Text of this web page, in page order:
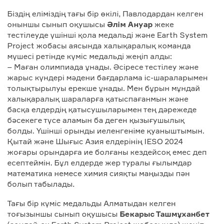
Біздің еліміздің тағы бір өкілі, Павлодардан келген
оныншы сынып оқушысы Әлім Ануар жеке
тестілеуде үшінші қола медальді және Earth System
Project жобасы аясында халықаралық команда
мүшесі ретінде күміс медальді жеңіп алды:
– Маған олимпиада ұнады. Әсіресе тестілеу және
жарыс күндері мәдени бағдарлама іс-шараларымен
толықтырылуы ерекше ұнады. Мен бұрын мұндай
халықаралық шараларға қатыспағанмын және
басқа елдердің қатысушыларымен тең дәрежеде
бәсекеге түсе аламын ба деген қызығушылық
болды. Үшінші орынды иеленгеніме қуаныштымын.
Қытай және Шығыс Азия елдерінің IESO 2024
жоғары орындарға ие болғаны кездейсоқ емес деп
есептеймін. Бұл елдерде жер туралы ғылымдар
математика немесе химия сияқты маңызды пән
болып табылады.
Тағы бір күміс медальды Алматыдан келген
тоғызыншы сынып оқушысы Бекарыс Ташмұханбет